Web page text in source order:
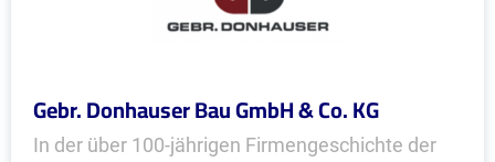
Gebr. Donhauser Bau GmbH & Co. KG
In der über 100-jährigen Firmengeschichte der